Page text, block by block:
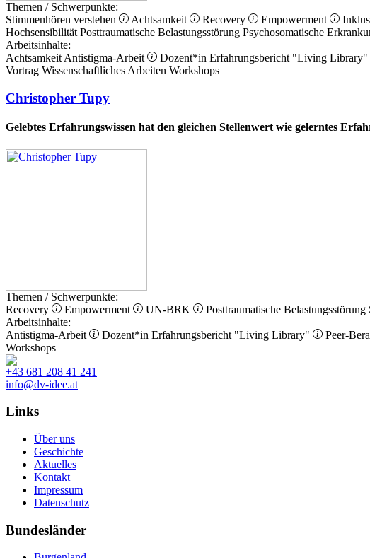
Themen / Schwerpunkte:
Stimmenhören verstehen
Achtsamkeit Recovery Empowerment
Hochsensibilität Posttraumatische Belastungsstörung Psychosomatische
Arbeitsinhalte:
Achtsamkeit Antistigma-Arbeit Dozent*in Erfahrungsbericht "Living Library"
Vortrag Wissenschaftliches Arbeiten Workshops
Christopher Tupy
Gelebtes Erfahrungswissen hat den gleichen Stellenwert wie gelerntes
Themen / Schwerpunkte:
Recovery
Empowerment UN-BRK Posttraumatische Belastungsstörung
Arbeitsinhalte:
Antistigma-Arbeit
Dozent*in Erfahrungsbericht "Living Library" Peer-
Workshops
+43 681 208 41 241
info@dv-idee.at
Links
Über uns
Geschichte
Aktuelles
Kontakt
Impressum
Datenschutz
Bundesländer